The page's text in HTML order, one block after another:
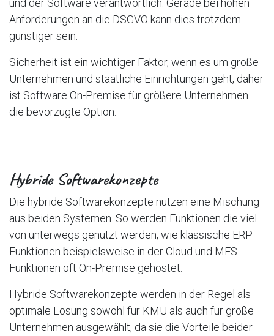
und der Software verantwortlich. Gerade bei hohen
Anforderungen an die DSGVO kann dies trotzdem
günstiger sein.
Sicherheit ist ein wichtiger Faktor, wenn es um große
Unternehmen und staatliche Einrichtungen geht, daher
ist Software On-Premise für größere Unternehmen
die bevorzugte Option.
Hybride Softwarekonzepte
Die hybride Softwarekonzepte nutzen eine Mischung
aus beiden Systemen. So werden Funktionen die viel
von unterwegs genutzt werden, wie klassische ERP
Funktionen beispielsweise in der Cloud und MES
Funktionen oft On-Premise gehostet.
Hybride Softwarekonzepte werden in der Regel als
optimale Lösung sowohl für KMU als auch für große
Unternehmen ausgewählt, da sie die Vorteile beider